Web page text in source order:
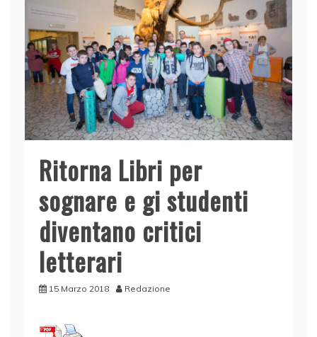
Ritorna Libri per
sognare e gi studenti
diventano critici
letterari
15 Marzo 2018 Redazione